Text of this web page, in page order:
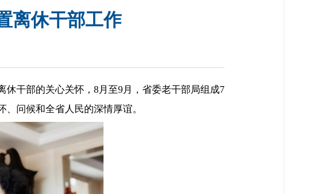
离休干部工作
干部的关心关怀，8月至9月，省委老干部局组成7
问候和全省人民的深情厚谊。